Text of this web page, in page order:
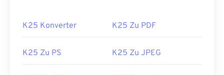
K25 Konverter K25 Zu PDF
K25 Zu PS K25 Zu JPEG